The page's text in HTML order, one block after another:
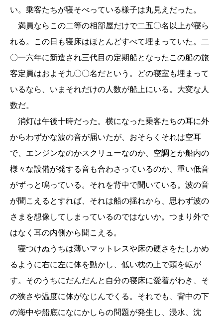
い。乗客たちが寝そべっている様子は丸見えだった。
満員ならこの二等の相部屋だけで二五〇名以上が寝ら
れる。この日も寝床はほとんどすべて埋まっていた。二
〇一六年に新造され三代目の定期船となったこの船の旅
客定員はおよそ九〇〇名だという。どの寝室も埋まって
いるなら、いまそれだけの人数が船上にいる。大変な人
数だ。
消灯は午後十時だった。横になった乗客たちの耳に外
からわずかな波の音が届いたが、おそらくそれは空耳
で、エンジンなのかスクリューなのか、空調とか船内の
様々な設備が発する音も合わさっているのか、重い低音
がずっと鳴っている。それを背中で聞いている。波の音
が聞こえるとすれば、それは船の揺れから、思わず波の
さまを想像してしまっているのではないか。つまり外で
はなく耳の内側から聞こえる。
寝つけぬうちは薄いマットレスや床の硬さをたしかめ
るように右に左に体を動かし、低い枕の上で頭を転が
す。そのうちにだんだんと自分の寝床に愛着がわき、そ
の狭さや温度に体がなじんでくる。それでも、背中の下
の海中や船底になにかしらの問題が発生し、浸水、沈